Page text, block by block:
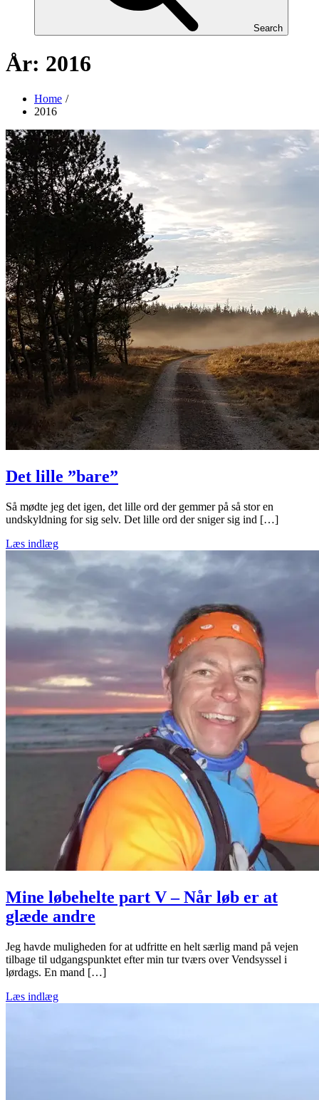
Search
År: 2016
Home
2016
Det lille ”bare”
Så mødte jeg det igen, det lille ord der gemmer på så stor en
undskyldning for sig selv. Det lille ord der sniger sig ind […]
Læs indlæg
Mine løbehelte part V – Når løb er at
glæde andre
Jeg havde muligheden for at udfritte en helt særlig mand på vejen
tilbage til udgangspunktet efter min tur tværs over Vendsyssel i
lørdags. En mand […]
Læs indlæg